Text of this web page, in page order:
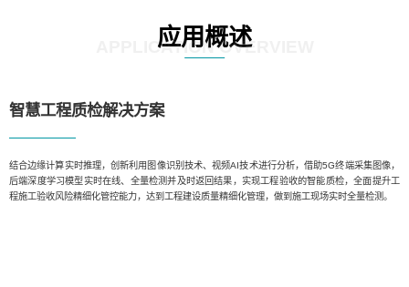
应用概述
APPLICATION OVERVIEW
智慧工程质检解决方案
结合边缘计算实时推理，创新利用图像识别技术、视频AI技术进行分析，借助5G终端采集图像，
后端深度学习模型实时在线、全量检测并及时返回结果，实现工程验收的智能质检，全面提升工
程施工验收风险精细化管控能力，达到工程建设质量精细化管理，做到施工现场实时全量检测。